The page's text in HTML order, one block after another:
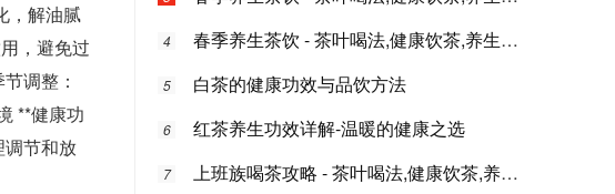
，解油腻
，避免过
调整：
**健康功
调节和放
4 春季养生茶饮 - 茶叶喝法,健康饮茶,养生功效茶文化专业指南
5 白茶的健康功效与品饮方法
6 红茶养生功效详解-温暖的健康之选
7 上班族喝茶攻略 - 茶叶喝法,健康饮茶,养生功效茶文化专业指南